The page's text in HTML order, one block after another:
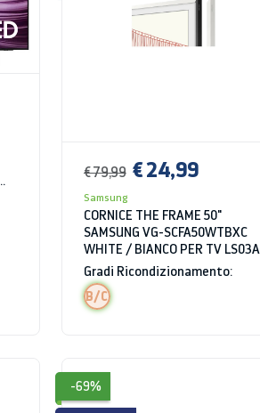
€ 79,99 € 24,99
Samsung
CORNICE THE FRAME 50"
SAMSUNG VG-SCFA50WTBXC
WHITE / BIANCO PER TV LS03A
2021 e LS03B 2022
Gradi Ricondizionamento:
B/C
-69%